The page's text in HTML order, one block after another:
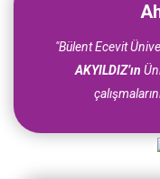
"Bülent Ecevit
AKYILDIZ’ın